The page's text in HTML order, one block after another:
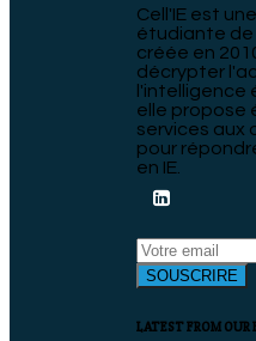
Cell'IE est
étudiante de
créée en
décrypter
l'intelligence
elle propose
services aux
pour
en IE.
LATEST FROM OUR